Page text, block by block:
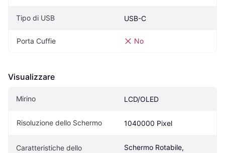
Tipo di USB USB-C
Porta Cuffie No
Visualizzare
Mirino LCD/OLED
Risoluzione dello Schermo 1040000 Pixel
Caratteristiche dello
Schermo Rotabile,